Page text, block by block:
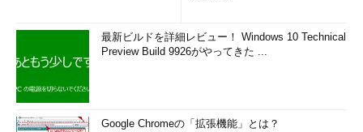
最新ビルドを詳細レビュー！ Windows 10 Technical
Preview Build 9926がやってきた ...
Google Chromeの「拡張機能」とは？